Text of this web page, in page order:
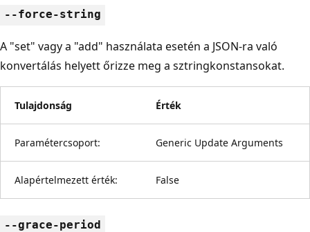
--force-string
A "set" vagy a "add" használata esetén a JSON-ra való
konvertálás helyett őrizze meg a sztringkonstansokat.
Tulajdonság Érték
Paramétercsoport: Generic Update Arguments
Alapértelmezett érték: False
--grace-period